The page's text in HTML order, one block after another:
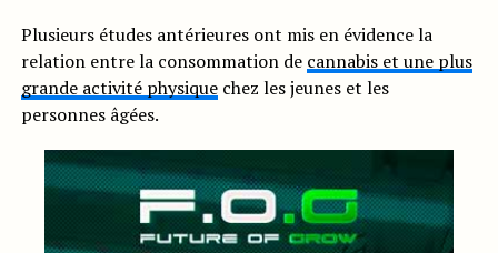
Plusieurs études antérieures ont mis en évidence la
relation entre la consommation de cannabis et une plus
grande activité physiquechez les jeunes et les
personnes âgées.